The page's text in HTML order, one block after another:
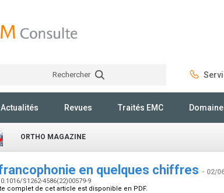
Rechercher
Actualités Revues Traités EMC
ORTHO MAGAZINE
en quelques chiffres - 02/
S1262-4586(22)00579-9
complet de cet article est disponible en PDF.